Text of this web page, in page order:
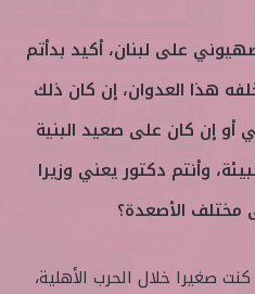
على لبنان، أكيد بدأتم
هذا العدوان، إن كان ذلك
أو إن كان على صعيد البنية
وأنتم دكتور يعني وزيرا
مختلف الأصعدة؟
صغيرا خلال الحرب الأهلية،